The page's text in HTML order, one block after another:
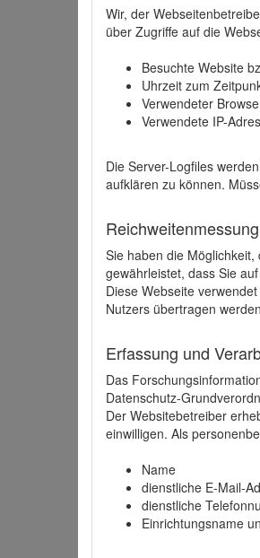
Wir, der
über Zugriffe auf die
Besuchte Website
Uhrzeit zum
Verwendeter
Verwendete IP-
Die Server-Logfiles
aufklären zu können.
Sie haben die
gewährleistet, dass Sie
Diese Webseite
Nutzers übertragen
Erfassung und
Das
Datenschutz-
Der Websitebetreiber
einwilligen. Als
Name
dienstliche E-Mail-
dienstliche
Einrichtungsname